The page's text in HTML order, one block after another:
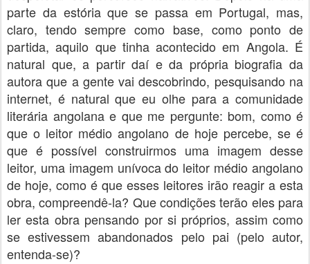
parte da estória que se passa em Portugal, mas,
claro, tendo sempre como base, como ponto de
partida, aquilo que tinha acontecido em Angola. É
natural que, a partir daí e da própria biografia da
autora que a gente vai descobrindo, pesquisando na
internet, é natural que eu olhe para a comunidade
literária angolana e que me pergunte: bom, como é
que o leitor médio angolano de hoje percebe, se é
que é possível construirmos uma imagem desse
leitor, uma imagem unívoca do leitor médio angolano
de hoje, como é que esses leitores irão reagir a esta
obra, compreendê-la? Que condições terão eles para
ler esta obra pensando por si próprios, assim como
se estivessem abandonados pelo pai (pelo autor,
entenda-se)?